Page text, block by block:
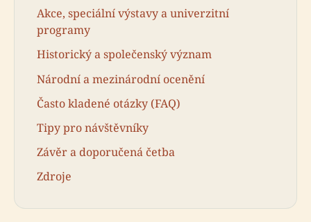
Akce, speciální výstavy a univerzitní
programy
Historický a společenský význam
Národní a mezinárodní ocenění
Často kladené otázky (FAQ)
Tipy pro návštěvníky
Závěr a doporučená četba
Zdroje